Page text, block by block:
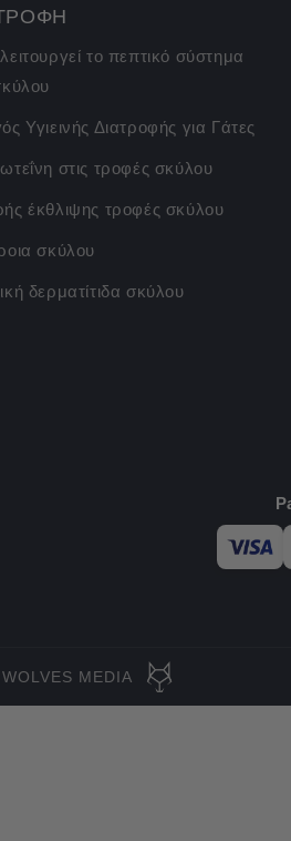
το πεπτικό σύστημα
Υγιεινής Διατροφής για Γάτες
στις τροφές σκύλου
έκθλιψης τροφές σκύλου
σκύλου
δερματίτιδα σκύλου
MEDIA